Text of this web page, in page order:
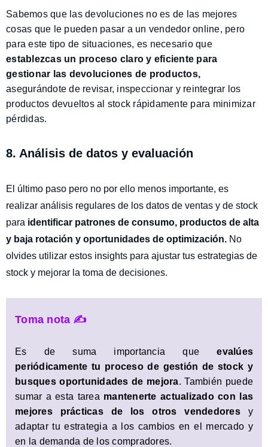
Sabemos que las devoluciones no es de las mejores
cosas que le pueden pasar a un vendedor online, pero
para este tipo de situaciones, es necesario que
establezcas un proceso claro y eficiente para
gestionar las devoluciones de productos,
asegurándote de revisar, inspeccionar y reintegrar los
productos devueltos al stock rápidamente para minimizar
pérdidas.
8. Análisis de datos y evaluación
El último paso pero no por ello menos importante, es
realizar análisis regulares de los datos de ventas y de stock
para identificar patrones de consumo, productos de alta
y baja rotación y oportunidades de optimización. No
olvides utilizar estos insights para ajustar tus estrategias de
stock y mejorar la toma de decisiones.
Toma nota ✍️
Es de suma importancia queevalúes
periódicamente tu proceso de gestión de stock y
busques oportunidades de mejora. También puede
sumar a esta tarea mantenerte actualizado con las
mejores prácticas de los otros vendedoresy
adaptar tu estrategia a los cambios en el mercado y
en la demanda de los compradores.